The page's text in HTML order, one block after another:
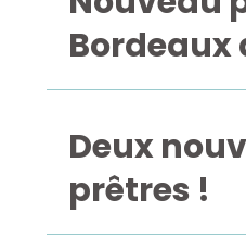
Bordeaux
Deux
prêtres !